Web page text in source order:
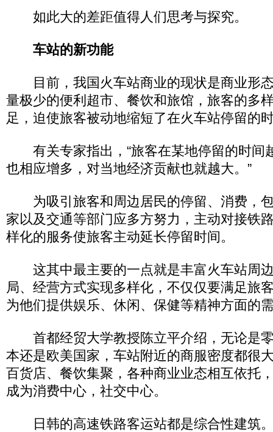
如此大的差距值得人们思考与探究。
车站的新功能
目前，我国火车站商业的现状是商业形
量极少的便利超市、餐饮和旅馆，旅客的多
足，迫使旅客被动地缩短了在火车站停留的
有关专家指出，“旅客在某地停留的时间
也相应增多，对当地经济贡献也就越大。”
为吸引旅客和周边居民的停留、消费，
家以及交通等部门应多方努力，主动对接铁
样化的服务使旅客主动延长停留时间。
这其中最主要的一点就是丰富火车站周
局、经营方式实现多样化，不仅仅要满足旅
为他们提供娱乐、休闲、保健等精神方面的
首都经贸大学教授陈立平介绍，无论是
本还是欧美国家，车站附近的商服密度都很
百货店、餐饮集聚，各种商业业态相互依托
成为消费中心，社交中心。
日韩的高速铁路客运站都是综合性建筑